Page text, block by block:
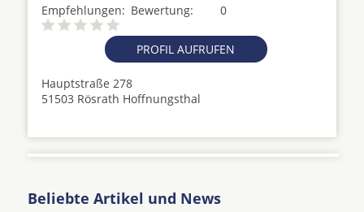
Empfehlungen: 0
Bewertung:
PROFIL AUFRUFEN
Hauptstraße 278
51503 Rösrath Hoffnungsthal
Beliebte Artikel und News